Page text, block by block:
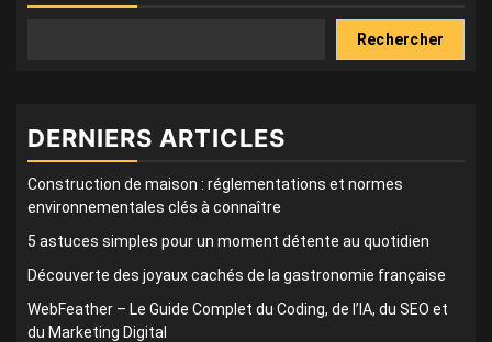
Rechercher
DERNIERS ARTICLES
Construction de maison : réglementations et normes
environnementales clés à connaître
5 astuces simples pour un moment détente au quotidien
Découverte des joyaux cachés de la gastronomie française
WebFeather – Le Guide Complet du Coding, de l’IA, du SEO et
du Marketing Digital